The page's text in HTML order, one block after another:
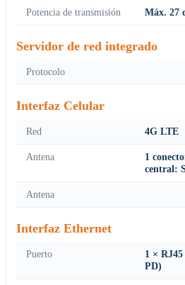
Potencia de transmisión Máx. 27
Servidor de red integrado
Protocolo
Interfaz Celular
Red 4G LTE
Antena
1
central:
Antena
Interfaz Ethernet
Puerto
1 ×
PD)